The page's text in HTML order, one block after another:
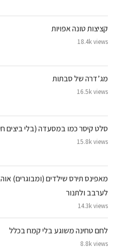
קציצות טונה אפויות
18.4k views
מג’דרה של סבתות
16.5k views
סלט קיסר כמו במסעדה (בלי ביצים
15.8k views
מאפינס תירס שילדים (ומבוגרים)
לערבב ולתנור
14.3k views
לחם טחינה משוגע בלי קמח בכלל
8.8k views